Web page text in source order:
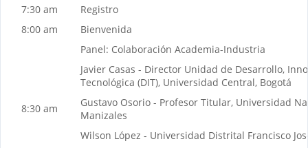
7:30 am
Registro
8:00 am
Bienvenida
8:30 am
Panel: Colaboración Academia-Industria
Javier Casas - Director Unidad de Desarrollo,
Tecnológica (DIT), Universidad Central, Bogotá
Gustavo Osorio - Profesor Titular, Universidad
Manizales
Wilson López - Universidad Distrital Francisco